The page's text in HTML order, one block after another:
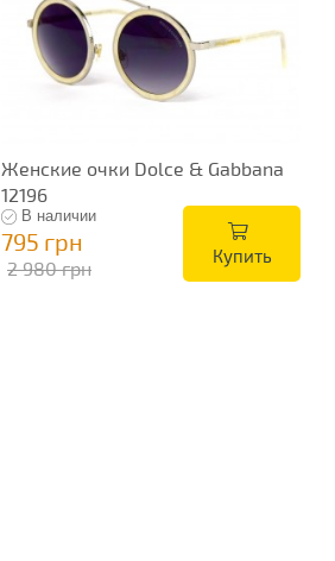
Женские очки Dolce & Gabbana
12196
В наличии
795 грн
2 980 грн
Купить